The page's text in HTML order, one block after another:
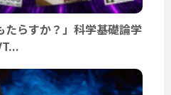
たらすか？」科学基礎論学